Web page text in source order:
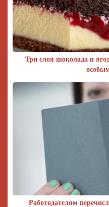
Три слоя шоколада и
Работодателям